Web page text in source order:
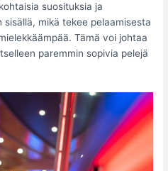
suosituksia ja
mikä tekee pelaamisesta
Tämä voi johtaa
paremmin sopivia pelejä